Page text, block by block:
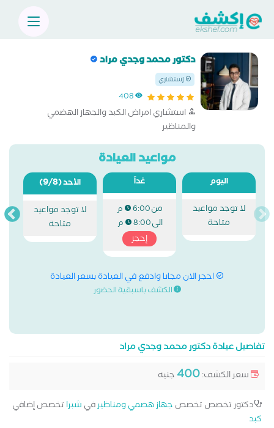
دكتور محمد وجدي مراد
إستشاري
408
استشاري امراض الكبد والجهاز الهضمي
والمناظير
مواعيد العيادة
اليوم
لا توجد مواعيد
متاحة
غداً
من6:00 م
الى8:00 م
إحجز
الأحد(9/8)
لا توجد مواعيد
متاحة
احجز الان مجانا وادفع في العيادة بسعر العيادة
الكشف باسبقية الحضور
تفاصيل عيادة دكتور محمد وجدي مراد
سعر الكشف:400 جنيه
دكتور تخصص تخصص جهاز هضمي ومناظيرفي شبرا تخصص إضافي
كبد